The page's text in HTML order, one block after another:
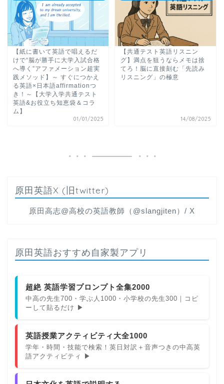
【紙に書いて英語で唱えるだ
けで“脳が勝手に大学入試合格
へ導く”アファメーション超実
践メソッド】～ すぐにつかえ
る英語×日本語affirmationつ
き！～【大学入学共通テスト
英語&お役立ち知恵袋＆コラ
ム】
01/01/2025
【共通テスト英語リスニン
グ】満点を狙うならメモは捨
てろ！脳に直接刻む「先読み
リスニング」の極意
14/08/2025
原田英語X (旧twitter)
原田高志@高校の英語教師（@slangjiten）/ X
原田英語おすすめ自家製アプリ
超絶 英語学習プロンプト全集2000
中高の先生700・学ぶ人1000・小学校の先生300｜コピ
ーして貼るだけ ▶
英語授業アクティビティ大全1000
学年・時間・技能で検索！英日対訳＋音声つきの中高英
語アクティビティ ▶